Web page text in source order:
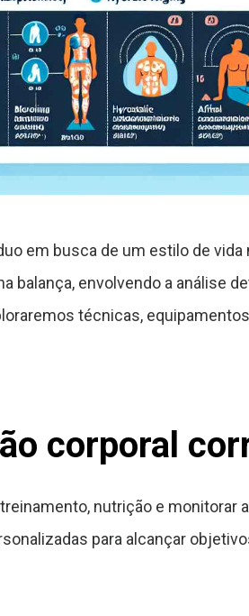
em busca de um estilo de
envolvendo a análise
técnicas,
corporal
nutrição e monitorar
para alcançar